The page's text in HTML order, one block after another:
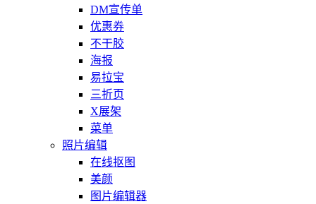
DM宣传单
优惠券
不干胶
海报
易拉宝
三折页
X展架
菜单
照片编辑
在线抠图
美颜
图片编辑器